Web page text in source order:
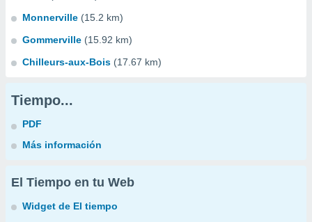
Monnerville (15.2 km)
Gommerville (15.92 km)
Chilleurs-aux-Bois (17.67 km)
Tiempo...
PDF
Más información
El Tiempo en tu Web
Widget de El tiempo